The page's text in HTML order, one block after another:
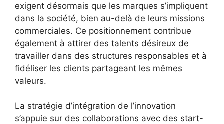
exigent désormais que les marques s’impliquent
dans la société, bien au-delà de leurs missions
commerciales. Ce positionnement contribue
également à attirer des talents désireux de
travailler dans des structures responsables et à
fidéliser les clients partageant les mêmes
valeurs.
La stratégie d’intégration de l’innovation
s’appuie sur des collaborations avec des start-